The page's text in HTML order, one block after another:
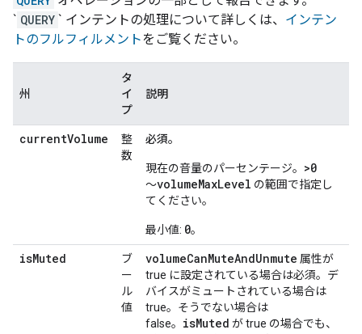
` QUERY ` インテントの処理について詳しくは、 インテン
トのフルフィルメントをご覧ください。
州
タ
イ
プ
説明
currentVolume
整
数
必須。
現在の音量のパーセンテージ。 >0
～volumeMaxLevel の範囲で指定し
てください。
最小値: 0。
isMuted
ブ
ー
ル
値
volumeCanMuteAndUnmute 属性が
true に設定されている場合は必須。デ
バイスがミュートされている場合は
true。そうでない場合は
false。 isMuted が true の場合でも、